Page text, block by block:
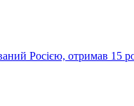
Росією, отримав 15